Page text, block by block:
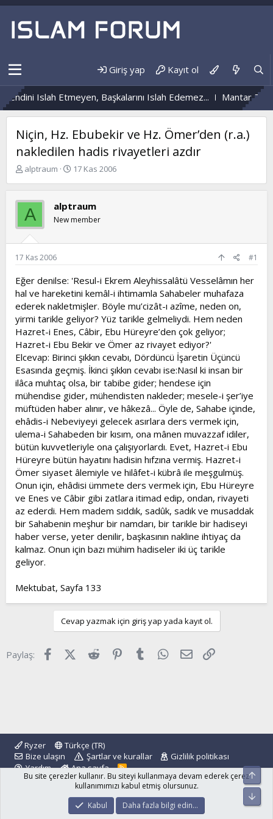
Giriş yap Kayıt ol
Islah Etmeyen, Başkalarını Islah Edemez... Mantar
Niçin, Hz. Ebubekir ve Hz. Ömer’den (r.a.)
nakledilen hadis rivayetleri azdır
K
b
u
y
u
b
a
l
a
t
a
n
alptraum
B
a
n
ı
a
r
i
h
i
17 Kas 2006
A alptraum
New member
17 Kas 2006 #1
Eğer denilse: 'Resul-i Ekrem Aleyhissalâtü Vesselâmın her
hal ve hareketini kemâl-i ihtimamla Sahabeler muhafaza
ederek nakletmişler. Böyle mu’cizât-ı azîme, neden on,
yirmi tarikle geliyor? Yüz tarikle gelmeliydi. Hem neden
Hazret-i Enes, Câbir, Ebu Hüreyre’den çok geliyor;
Hazret-i Ebu Bekir ve Ömer az rivayet ediyor?'
Elcevap: Birinci şıkkın cevabı, Dördüncü İşaretin Üçüncü
Esasında geçmiş. İkinci şıkkın cevabı ise:Nasıl ki insan bir
ilâca muhtaç olsa, bir tabibe gider; hendese için
mühendise gider, mühendisten nakleder; mesele-i şer’iye
müftüden haber alınır, ve hâkezâ... Öyle de, Sahabe içinde,
ehâdis-i Nebeviyeyi gelecek asırlara ders vermek için,
ulema-i Sahabeden bir kısım, ona mânen muvazzaf idiler,
bütün kuvvetleriyle ona çalışıyorlardı. Evet, Hazret-i Ebu
Hüreyre bütün hayatını hadisin hıfzına vermiş. Hazret-i
Ömer siyaset âlemiyle ve hilâfet-i kübrâ ile meşgulmüş.
Onun için, ehâdisi ümmete ders vermek için, Ebu Hüreyre
ve Enes ve Câbir gibi zatlara itimad edip, ondan, rivayeti
az ederdi. Hem madem sıddık, sadûk, sadık ve musaddak
bir Sahabenin meşhur bir namdarı, bir tarikle bir hadiseyi
haber verse, yeter denilir, başkasının nakline ihtiyaç da
kalmaz. Onun için bazı mühim hadiseler iki üç tarikle
geliyor.
Mektubat, Sayfa 133
Cevap yazmak için giriş yap yada kayıt ol.
Paylaş: FacebookX (Twitter)
Reddit Pinterest
Tumblr WhatsApp
E-posta
Ryzer
Türkçe (TR)
Bize ulaşın
Şartlar ve kurallar
Gizlilik politikası
Yardım
Ana sayfa
R
S
S
Community platform by XenForo ® © 2010-2024 XenForo Ltd.
© 2001 - 2024
Bu site çerezler kullanır. Bu siteyi kullanmaya devam ederek çerez
kullanımımızı kabul etmiş olursunuz.
Kabul
Daha fazla bilgi edin…
Üst
Alt